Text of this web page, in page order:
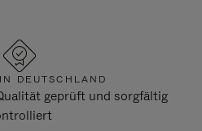
DEUTSCHLAND
geprüft und sorgfältig